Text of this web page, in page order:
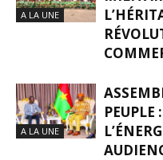
A LA UNE
A LA UNE
PEUPLE